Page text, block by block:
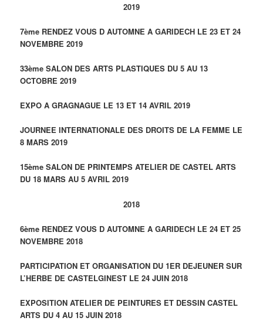
2019
7ème RENDEZ VOUS D AUTOMNE A GARIDECH LE 23 ET 24
NOVEMBRE 2019
33ème SALON DES ARTS PLASTIQUES DU 5 AU 13
OCTOBRE 2019
EXPO A GRAGNAGUE LE 13 ET 14 AVRIL 2019
JOURNEE INTERNATIONALE DES DROITS DE LA FEMME LE
8 MARS 2019
15ème SALON DE PRINTEMPS ATELIER DE CASTEL ARTS
DU 18 MARS AU 5 AVRIL 2019
2018
6ème RENDEZ VOUS D AUTOMNE A GARIDECH LE 24 ET 25
NOVEMBRE 2018
PARTICIPATION ET ORGANISATION DU 1ER DEJEUNER SUR
L’HERBE DE CASTELGINEST LE 24 JUIN 2018
EXPOSITION ATELIER DE PEINTURES ET DESSIN CASTEL
ARTS DU 4 AU 15 JUIN 2018